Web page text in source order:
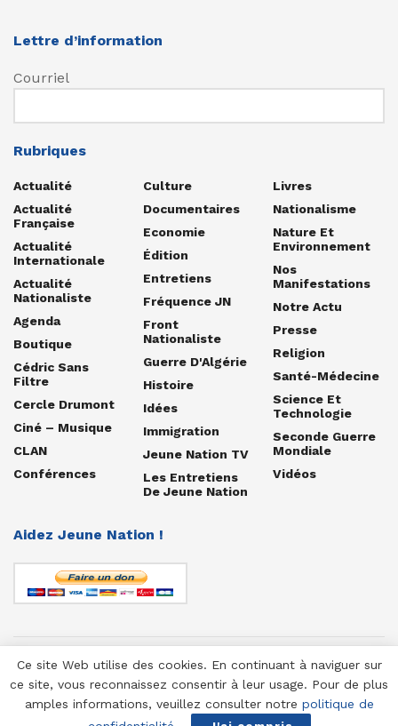
Lettre d’information
Courriel
Rubriques
Actualité
Actualité
Française
Actualité
Internationale
Actualité
Nationaliste
Agenda
Boutique
Cédric Sans
Filtre
Cercle Drumont
Ciné – Musique
CLAN
Conférences
Culture
Documentaires
Economie
Édition
Entretiens
Fréquence JN
Front
Nationaliste
Guerre D'Algérie
Histoire
Idées
Immigration
Jeune Nation TV
Les Entretiens
De Jeune Nation
Livres
Nationalisme
Nature Et
Environnement
Nos
Manifestations
Notre Actu
Presse
Religion
Santé-Médecine
Science Et
Technologie
Seconde Guerre
Mondiale
Vidéos
Aidez Jeune Nation !
© 1958-2025 Jeune Nation
Ce site Web utilise des cookies. En continuant à naviguer sur
ce site, vous reconnaissez consentir à leur usage. Pour de plus
amples informations, veuillez consulter notre politique de